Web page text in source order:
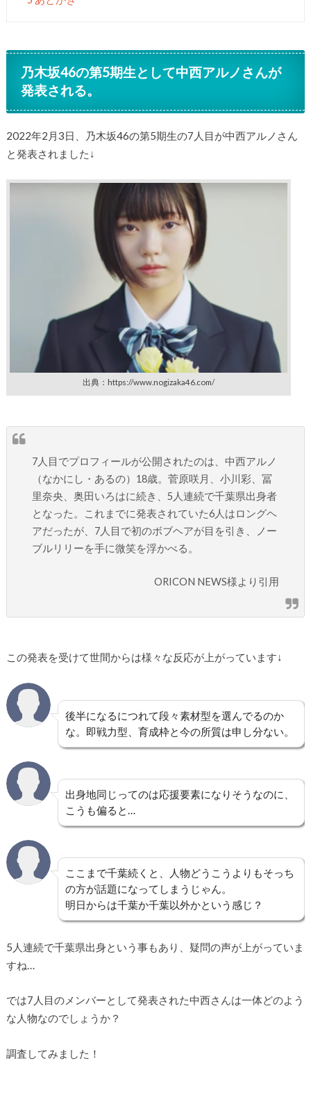
乃木坂46の第5期生として中西アルノさんが
発表される。
2022年2月3日、乃木坂46の第5期生の7人目が中西アルノさん
と発表されました↓
出典：https://www.nogizaka46.com/
7人目でプロフィールが公開されたのは、中西アルノ
（なかにし・あるの）18歳。菅原咲月、小川彩、冨
里奈央、奥田いろはに続き、5人連続で千葉県出身者
となった。これまでに発表されていた6人はロングヘ
アだったが、7人目で初のボブヘアが目を引き、ノー
ブルリリーを手に微笑を浮かべる。
ORICON NEWS様より引用
この発表を受けて世間からは様々な反応が上がっています↓
後半になるにつれて段々素材型を選んでるのか
な。即戦力型、育成枠と今の所質は申し分ない。
出身地同じってのは応援要素になりそうなのに、
こうも偏ると…
ここまで千葉続くと、人物どうこうよりもそっち
の方が話題になってしまうじゃん。
明日からは千葉か千葉以外かという感じ？
5人連続で千葉県出身という事もあり、疑問の声が上がっていま
すね…
では7人目のメンバーとして発表された中西さんは一体どのよう
な人物なのでしょうか？
調査してみました！